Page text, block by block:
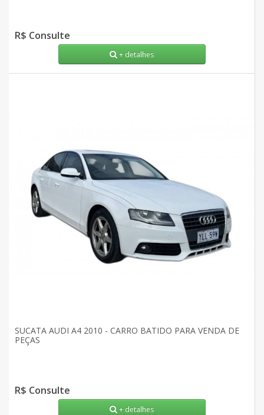
R$ Consulte
+ detalhes
SUCATA AUDI A4 2010 - CARRO BATIDO PARA VENDA DE
PEÇAS
R$ Consulte
+ detalhes